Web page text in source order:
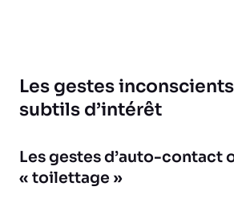
Les gestes
subtils d’intérêt
Les gestes d’auto-contact
« toilettage »